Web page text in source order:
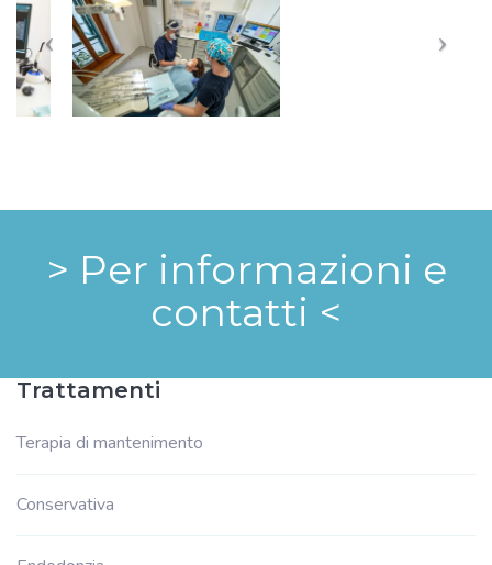
> Per informazioni e
contatti <
Trattamenti
Terapia di mantenimento
Conservativa